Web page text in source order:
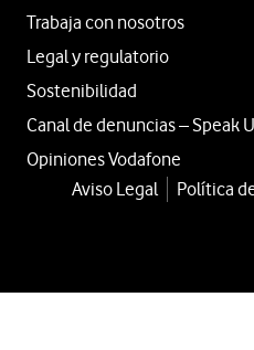
Trabaja con nosotros
Legal y regulatorio
Sostenibilidad
Canal de denuncias – Speak
Opiniones Vodafone
Aviso Legal Política